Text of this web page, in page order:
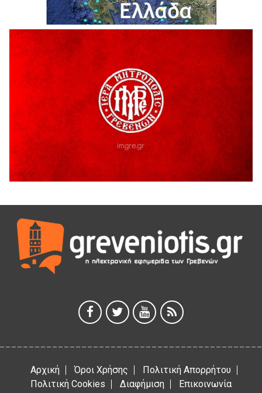
6 Αυγούστου 2026
Σε απόγνωση λόγω αδέσποτων
6 Αυγούστου 2026
ΔΙΑΚΟΠΗ ΗΛΕΚΤΡΙΚΟΥ ΡΕΥΜΑΤΟΣ
6 Αυγούστου 2026
Ολοκληρώνεται η ασφαλτόστρωση της οδού Περιβόλι –
Αβδέλλα
H παραδοχή λαθών είναι (και) δύναμη
5 Αυγούστου 2026
Ο ΑΝΔΡΕΑΣ ΑΣΛΑΝΙΔΗΣ ΣΥΝΕΧΙΖΕΙ ΣΤΟΝ ΠΡΩΤΕΑ
ΓΡΕΒΕΝΩΝ
Ευχαριστήριο Εκπολιτιστικού Συλλόγου Ταξιάρχη προς κ.
Παρασχάκη Αθανάσιο
5 Αυγούστου 2026
Διακοπή υδροδότησης του Α΄ κλάδου ύδρευσης
5 Αυγούστου 2026
5 Αυγούστου 2026
Αρχική Όροι Χρήσης
Πολιτική Απορρήτου
Πολιτική Cookies
Διαφήμιση Επικοινωνία